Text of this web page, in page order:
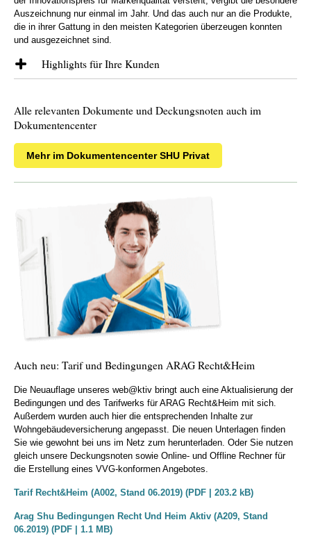
Auszeichnung nur einmal im Jahr. Und das auch nur an die Produkte,
die in ihrer Gattung in den meisten Kategorien überzeugen konnten
und ausgezeichnet sind.
Highlights für Ihre Kunden
sind und Flexibilität durch Kapitalauszahlung bei Invalidität oder
monatliche Unfall-Rente werden ergänzt durch bspw.:
26 Prozent Invalidität
Erhöhung des Mitwirkungsanteils
(Komfort 50 Prozent, Premium 75 Prozent - bis zum 67.
Lebensjahr und 50 Prozent danach)
Erweiterung der Rentengarantie bis 67 Jahre
(für Hinterbliebene im Todesfall des Rentenbeziehers)
Erweiterung des Krankenhaus- und
Arbeitsunfähigkeits-Tagegelds
Optional zuwählbarer Baustein. Nachsorgeleistungen bis 1.000 Euro
nach einem Unfall für
Zusätzliche Physio-Einheiten
Laufanalyse
Alle relevanten Dokumente und Deckungsnoten auch im
Dokumentencenter
Mehr im Dokumentencenter SHU Privat
Auch neu: Tarif und Bedingungen ARAG Recht&Heim
Die Neuauflage unseres web@ktiv bringt auch eine Aktualisierung der
Bedingungen und des Tarifwerks für ARAG Recht&Heim mit sich.
Außerdem wurden auch hier die entsprechenden Inhalte zur
Wohngebäudeversicherung angepasst. Die neuen Unterlagen finden
Sie wie gewohnt bei uns im Netz zum herunterladen. Oder Sie nutzen
gleich unsere Deckungsnoten sowie Online- und Offline Rechner für
die Erstellung eines VVG-konformen Angebotes.
Tarif Recht&Heim (A002, Stand 06.2019) (PDF | 203.2 kB)
Arag Shu Bedingungen Recht Und Heim Aktiv (A209, Stand
06.2019) (PDF | 1.1 MB)